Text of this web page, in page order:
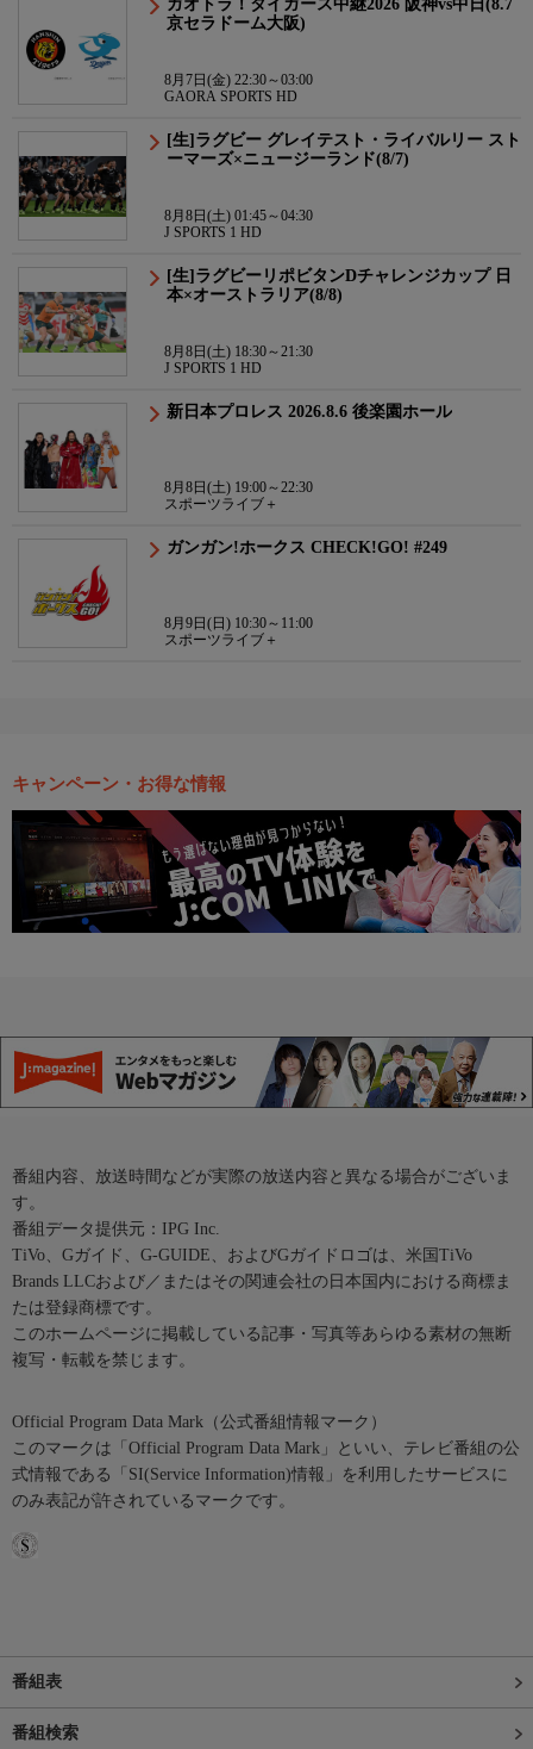
ガオトラ！タイガース中継2026 阪神vs中日(8.7
京セラドーム大阪)
8月7日(金) 22:30～03:00
GAORA SPORTS HD
[生]ラグビー グレイテスト・ライバルリー スト
ーマーズ×ニュージーランド(8/7)
8月8日(土) 01:45～04:30
J SPORTS 1 HD
[生]ラグビーリポビタンDチャレンジカップ 日
本×オーストラリア(8/8)
8月8日(土) 18:30～21:30
J SPORTS 1 HD
新日本プロレス 2026.8.6 後楽園ホール
8月8日(土) 19:00～22:30
スポーツライブ＋
ガンガン!ホークス CHECK!GO! #249
8月9日(日) 10:30～11:00
スポーツライブ＋
キャンペーン・お得な情報
番組内容、放送時間などが実際の放送内容と異なる場合がございま
す。
番組データ提供元：IPG Inc.
TiVo、Gガイド、G-GUIDE、およびGガイドロゴは、米国TiVo
Brands LLCおよび／またはその関連会社の日本国内における商標ま
たは登録商標です。
このホームページに掲載している記事・写真等あらゆる素材の無断
複写・転載を禁じます。
Official Program Data Mark（公式番組情報マーク）
このマークは「Official Program Data Mark」といい、テレビ番組の公
式情報である「SI(Service Information)情報」を利用したサービスに
のみ表記が許されているマークです。
番組表
番組検索